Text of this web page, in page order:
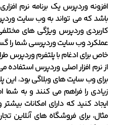
افزونه وردپرس یک برنامه نرم
باشد که می تواند به وب سایت
کاربردی وردپرس ویژگی های
عملکرد وب سایت وردپرسی شما را
خاص برای ادغام با پلتفرم وردپرس
از نرم افزار اصلی وردپرس استفاده
برای وب سایت های وبلاگی بود، این
زیادی را فراهم می کنند و به
ایجاد کنید که دارای امکانات بیشتر
مثال، برای فروشگاه های آنلاین